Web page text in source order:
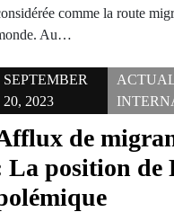
comme la route
Au…
SEPTEMBER
20, 2023
de
La position de